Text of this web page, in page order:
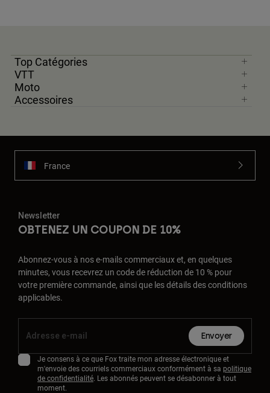
Top Catégories
VTT
Moto
Accessoires
France
Newsletter
OBTENEZ UN COUPON DE 10%
Abonnez-vous à nos e-mails commerciaux et, en quelques
minutes, vous recevrez un code de réduction de 10 % pour
votre première commande, ainsi que les détails des conditions
applicables.
Envoyer
Je consens à ce que Fox traite mon adresse électronique et
m'envoie des courriels commerciaux conformément à sa politique
de confidentialité. Les abonnés peuvent se désabonner à tout
moment.